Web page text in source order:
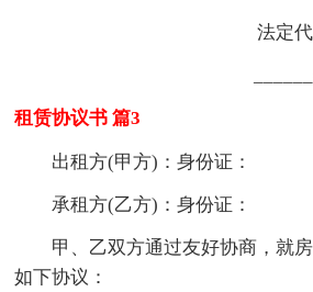
法定代表
______
租赁协议书 篇3
出租方(甲方)：身份证：
承租方(乙方)：身份证：
甲、乙双方通过友好协商，就
如下协议：